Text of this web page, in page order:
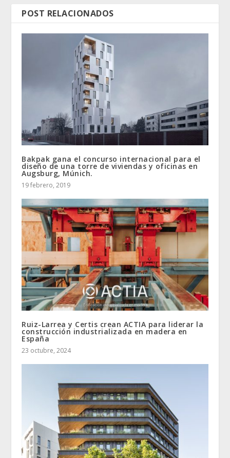
POST RELACIONADOS
Bakpak gana el concurso internacional para el
diseño de una torre de viviendas y oficinas en
Augsburg, Múnich.
19 febrero, 2019
Ruiz-Larrea y Certis crean ACTIA para liderar la
construcción industrializada en madera en
España
23 octubre, 2024